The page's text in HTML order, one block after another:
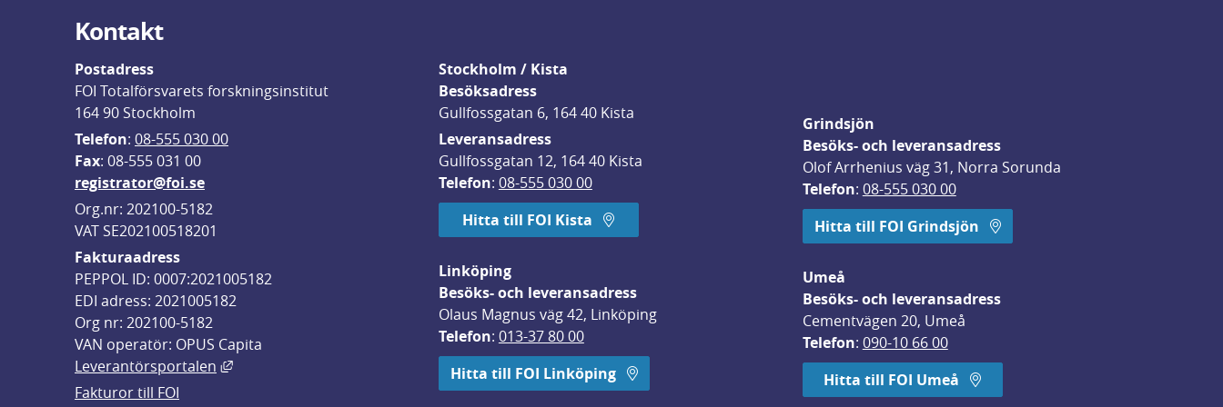
Kontakt
Postadress
FOI Totalförsvarets forskningsinstitut
164 90 Stockholm
Telefon: 08-555 030 00
Fax: 08-555 031 00
registrator@foi.se
Org.nr: 202100-5182
VAT SE202100518201
Fakturaadress
PEPPOL ID: 0007:2021005182
EDI adress: 2021005182
Org nr: 202100-5182
VAN operatör: OPUS Capita
Leverantörsportalen
Länk till annan webbplats, öppnas i nytt fönster.
Fakturor till FOI
Stockholm / Kista
Besöksadress
Gullfossgatan 6, 164 40 Kista
Leveransadress
Gullfossgatan 12, 164 40 Kista
Telefon: 08-555 030 00
Hitta till FOI Kista
Linköping
Besöks- och leveransadress
Olaus Magnus väg 42, Linköping
Telefon: 013-37 80 00
Hitta till FOI Linköping
Grindsjön
Besöks- och leveransadress
Olof Arrhenius väg 31, Norra Sorunda
Telefon: 08-555 030 00
Hitta till FOI Grindsjön
Umeå
Besöks- och leveransadress
Cementvägen 20, Umeå
Telefon: 090-10 66 00
Hitta till FOI Umeå